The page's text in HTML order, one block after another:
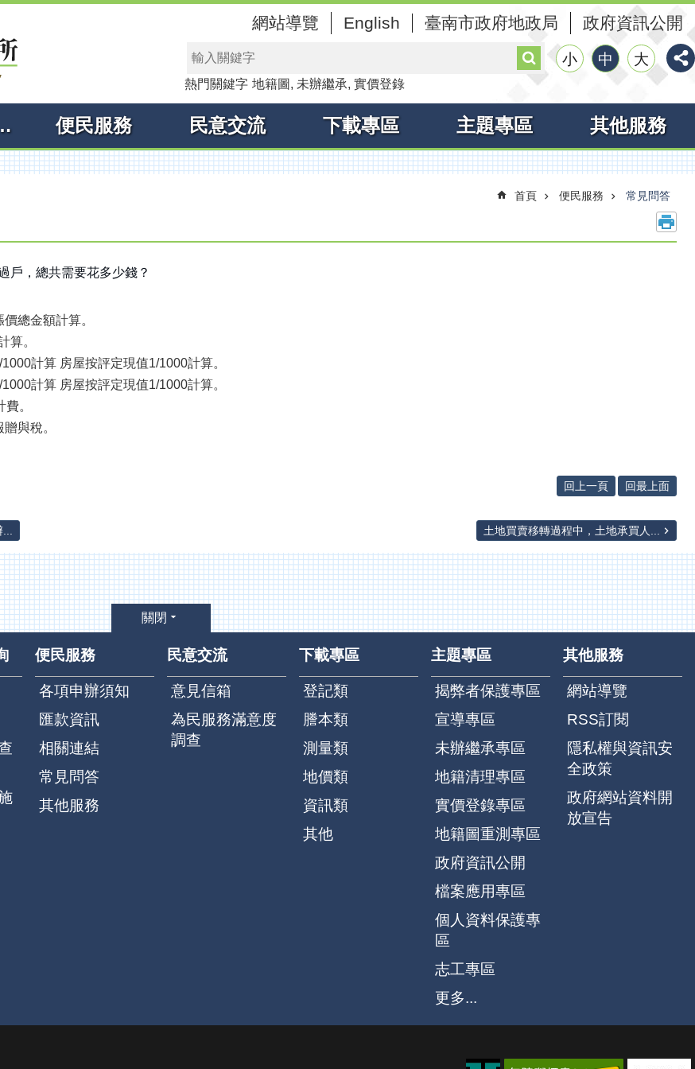
網站導覽 English 臺南市政府地政局 政府資訊公開
搜
尋 小 中 大
熱門關鍵字 地籍圖 未辦繼承 實價登錄
查詢 便民服務 民意交流 下載專區 主題專區 其他服務
首頁 便民服務 常見問答
戶，總共需要花多少錢？
總金額計算。
算。
計算 房屋按評定現值1/1000計算。
計算 房屋按評定現值1/1000計算。
。
與稅。
回上一頁 回最上面
土地買賣移轉過程中，土地承買人...
關閉
便民服務
各項申辦須知
匯款資訊
相關連結
常見問答
其他服務
民意交流
意見信箱
為民服務滿意度
調查
下載專區
登記類
謄本類
測量類
地價類
資訊類
其他
主題專區
揭弊者保護專區
宣導專區
未辦繼承專區
地籍清理專區
實價登錄專區
地籍圖重測專區
政府資訊公開
檔案應用專區
個人資料保護專
區
志工專區
更多...
其他服務
網站導覽
RSS訂閱
隱私權與資訊安
全政策
政府網站資料開
放宣告